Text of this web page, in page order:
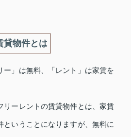
貸物件とは
ー」は無料、「レント」は家賃を
リーレントの賃貸物件とは、家賃
ということになりますが、無料に